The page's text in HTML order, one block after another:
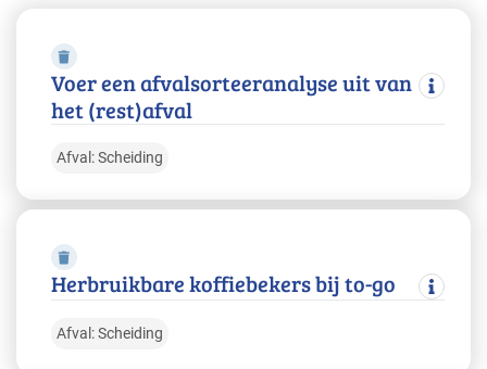
Voer een afvalsorteeranalyse uit van
het (rest)afval
Afval: Scheiding
Herbruikbare koffiebekers bij to-go
Afval: Scheiding